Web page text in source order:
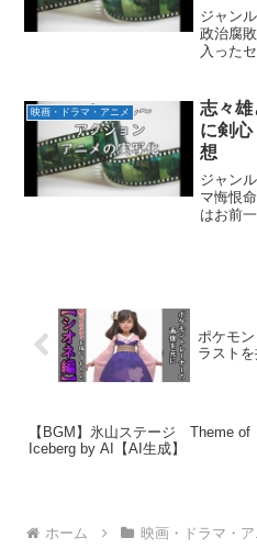
ジャン
政治腐
入った
盤のカ
2020年
映画・ドラマ・アニメ
志々
に剣
想
ジャン
マ悔恨
はお前
ポケモ
ラスト
【BGM】氷山ステージ Theme of
Iceberg by AI【AI生成】
ホーム 映画・ドラマ・ア